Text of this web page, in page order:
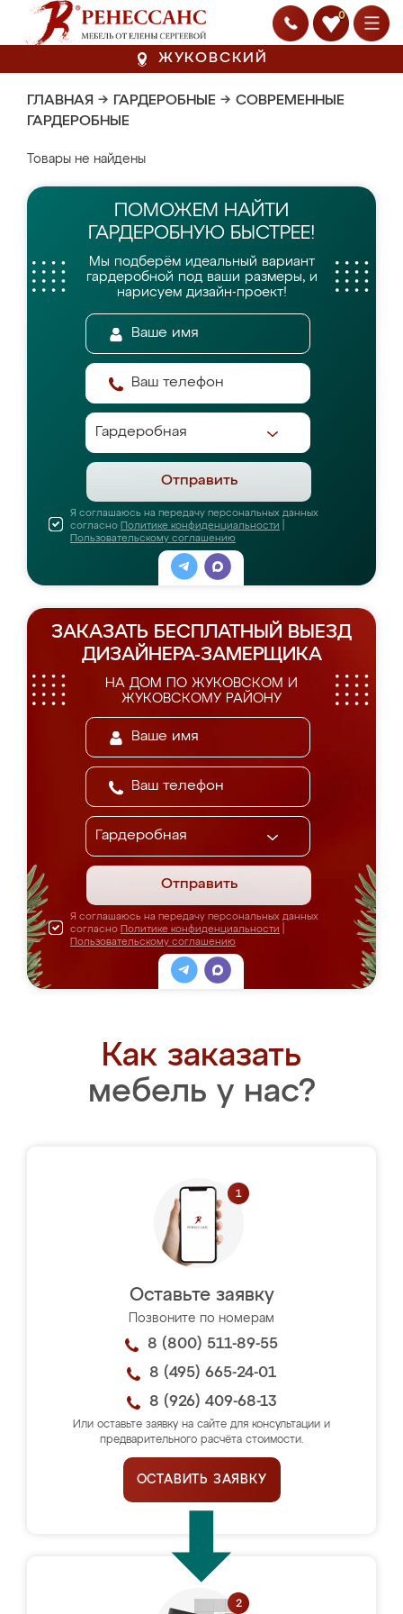
0
ЖУКОВСКИЙ
ГЛАВНАЯ → ГАРДЕРОБНЫЕ → СОВРЕМЕННЫЕ
ГАРДЕРОБНЫЕ
Товары не найдены
ПОМОЖЕМ НАЙТИ
ГАРДЕРОБНУЮ БЫСТРЕЕ!
Мы подберём идеальный вариант
гардеробной под ваши размеры, и
нарисуем дизайн-проект!
Отправить
Я соглашаюсь на передачу персональных данных
согласно Политике конфиденциальности
Пользовательскому соглашению
ЗАКАЗАТЬ БЕСПЛАТНЫЙ ВЫЕЗД
ДИЗАЙНЕРА-ЗАМЕРЩИКА
НА ДОМ ПО ЖУКОВСКОМ И
ЖУКОВСКОМУ РАЙОНУ
Отправить
Я соглашаюсь на передачу персональных данных
согласно Политике конфиденциальности
Пользовательскому соглашению
Как заказать
мебель у нас?
Оставьте заявку
Позвоните по номерам
8 (800) 511-89-55
8 (495) 665-24-01
8 (926) 409-68-13
Или оставьте заявку на сайте для консультации и
предварительного расчёта стоимости.
ОСТАВИТЬ ЗАЯВКУ